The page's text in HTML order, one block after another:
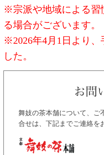
※宗派や地域による習
る場合がございます。
※2026年4月1日より、
した。
舞妓の茶本舗について、ご
合せは、下記までご連絡を